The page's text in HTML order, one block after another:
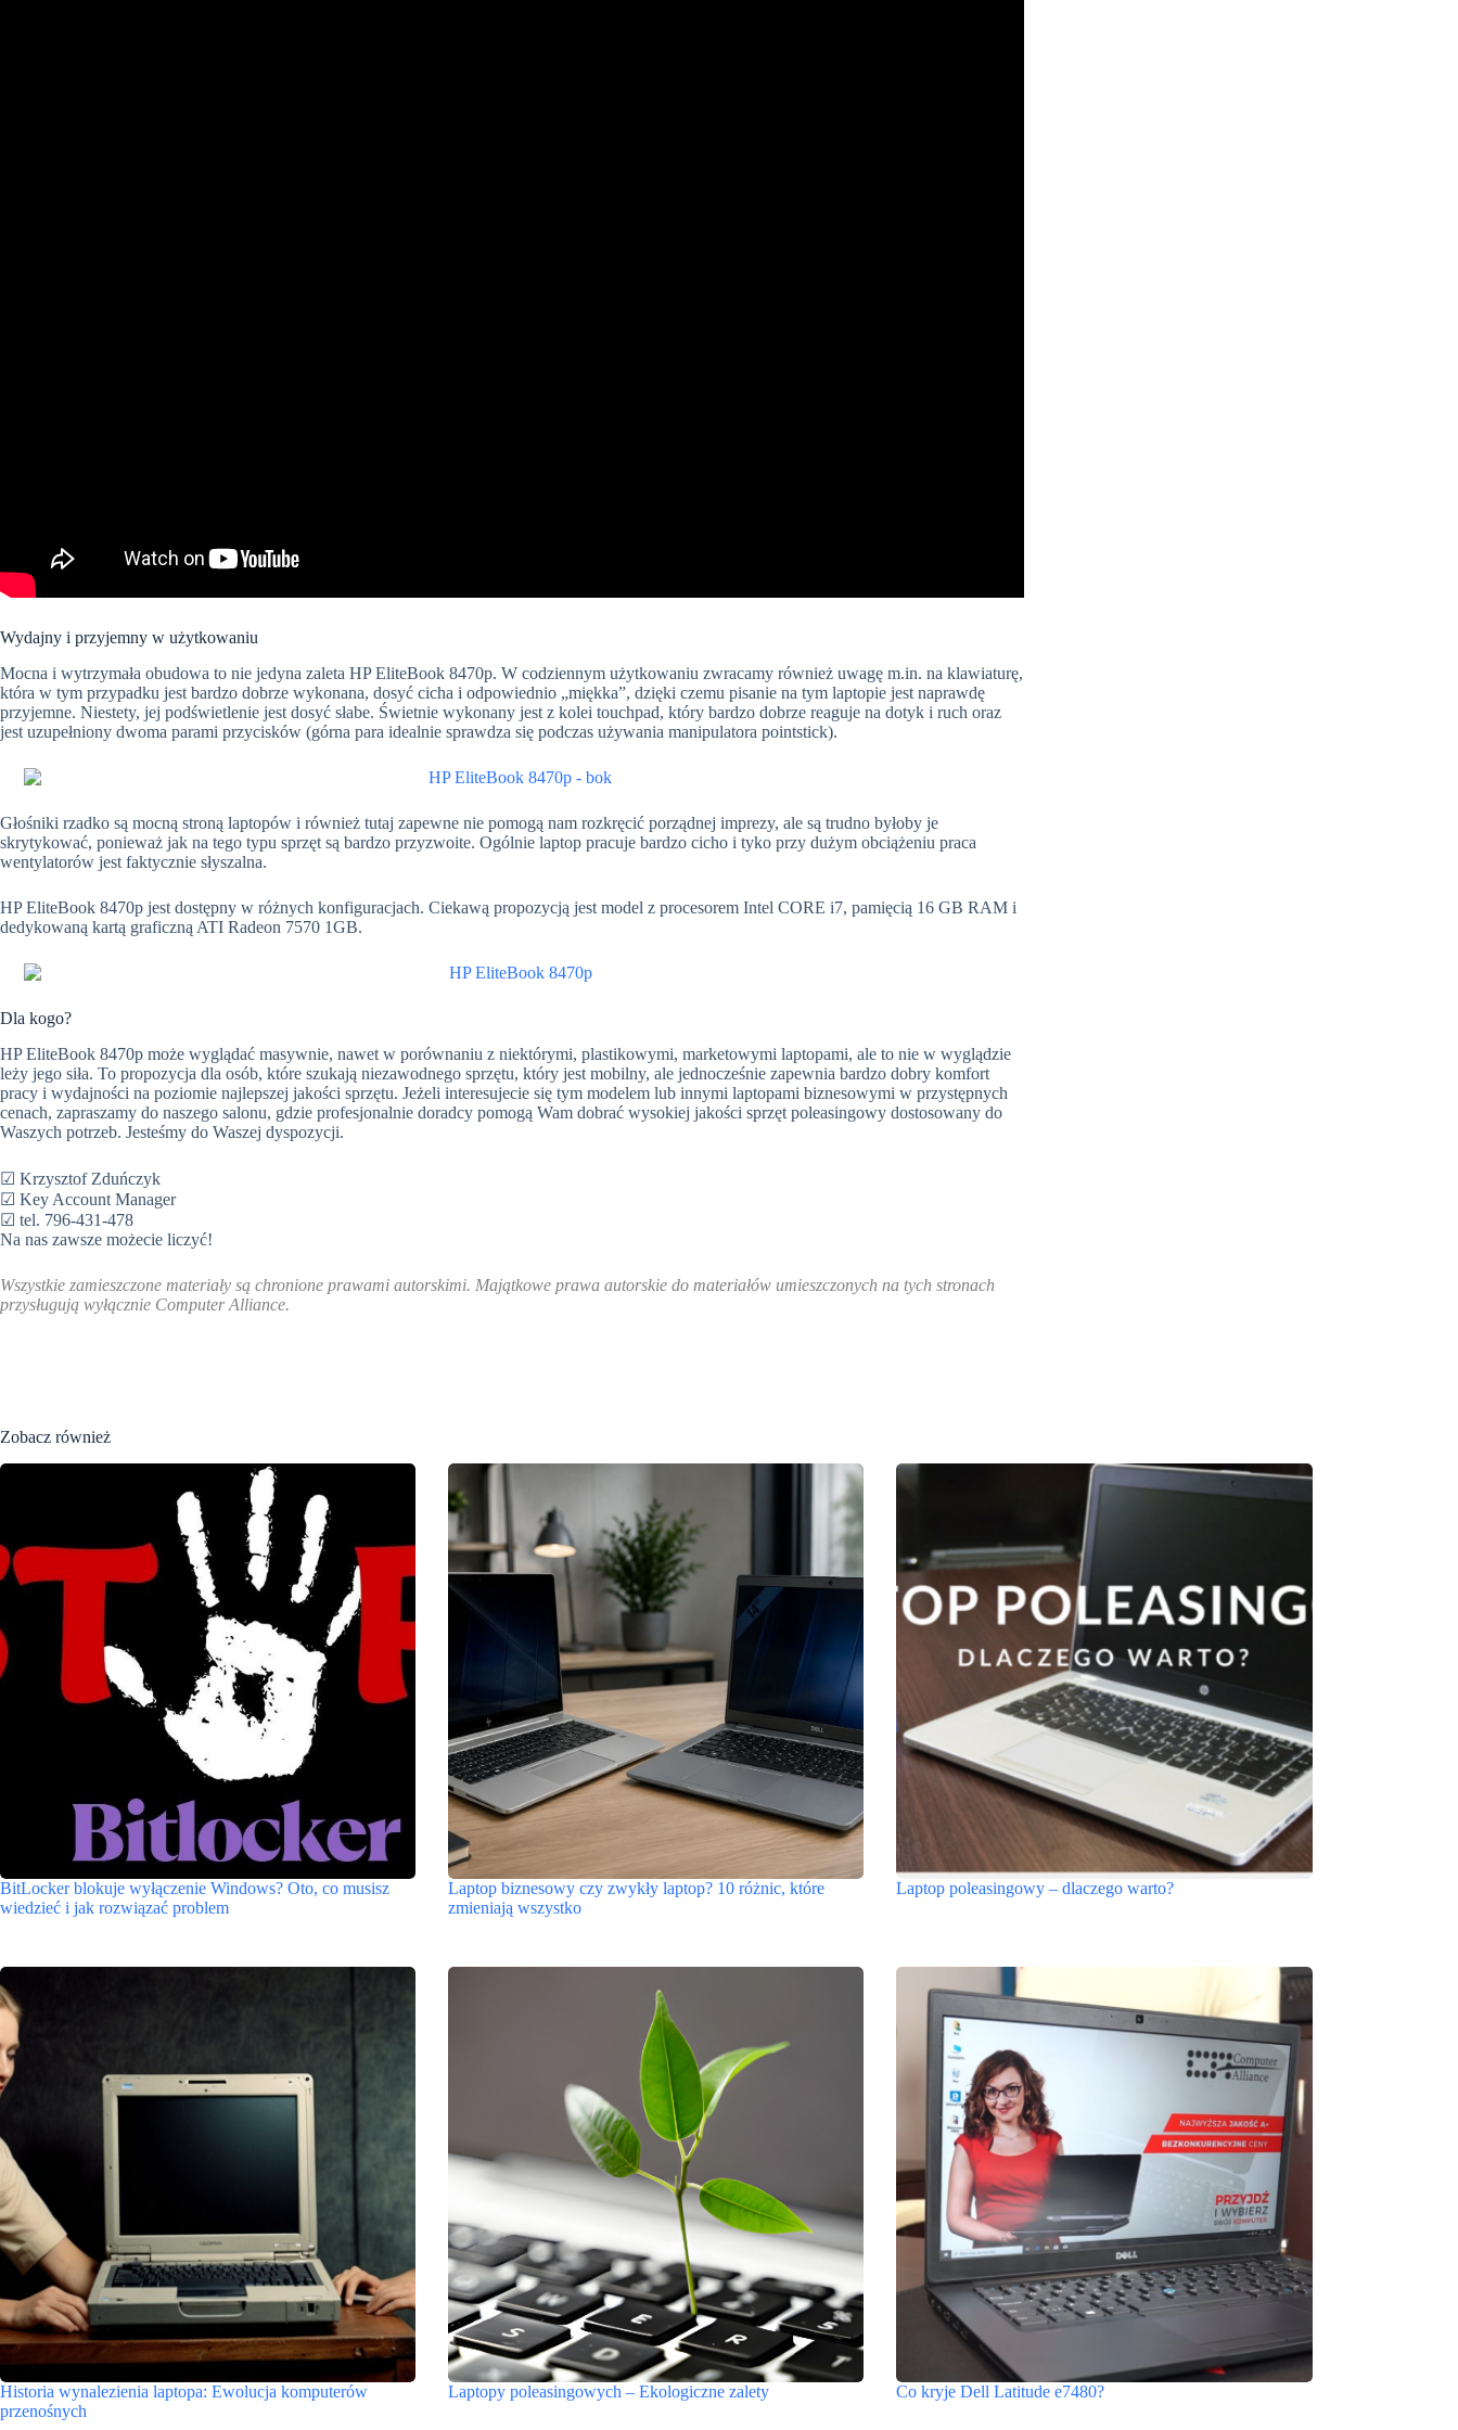
Wydajny i przyjemny w użytkowaniu
Mocna i wytrzymała obudowa to nie jedyna zaleta HP EliteBook 8470p. W codziennym użytkowaniu zwracamy również uwagę m.in. na klawiaturę,
która w tym przypadku jest bardzo dobrze wykonana, dosyć cicha i odpowiednio „miękka”, dzięki czemu pisanie na tym laptopie jest naprawdę
przyjemne. Niestety, jej podświetlenie jest dosyć słabe. Świetnie wykonany jest z kolei touchpad, który bardzo dobrze reaguje na dotyk i ruch oraz
jest uzupełniony dwoma parami przycisków (górna para idealnie sprawdza się podczas używania manipulatora pointstick).
Głośniki rzadko są mocną stroną laptopów i również tutaj zapewne nie pomogą nam rozkręcić porządnej imprezy, ale są trudno byłoby je
skrytykować, ponieważ jak na tego typu sprzęt są bardzo przyzwoite. Ogólnie laptop pracuje bardzo cicho i tyko przy dużym obciążeniu praca
wentylatorów jest faktycznie słyszalna.
HP EliteBook 8470p jest dostępny w różnych konfiguracjach. Ciekawą propozycją jest model z procesorem Intel CORE i7, pamięcią 16 GB RAM i
dedykowaną kartą graficzną ATI Radeon 7570 1GB.
Dla kogo?
HP EliteBook 8470p może wyglądać masywnie, nawet w porównaniu z niektórymi, plastikowymi, marketowymi laptopami, ale to nie w wyglądzie
leży jego siła. To propozycja dla osób, które szukają niezawodnego sprzętu, który jest mobilny, ale jednocześnie zapewnia bardzo dobry komfort
pracy i wydajności na poziomie najlepszej jakości sprzętu. Jeżeli interesujecie się tym modelem lub innymi laptopami biznesowymi w przystępnych
cenach, zapraszamy do naszego salonu, gdzie profesjonalnie doradcy pomogą Wam dobrać wysokiej jakości sprzęt poleasingowy dostosowany do
Waszych potrzeb. Jesteśmy do Waszej dyspozycji.
☑ Krzysztof Zduńczyk
☑ Key Account Manager
☑ tel. 796-431-478
Na nas zawsze możecie liczyć!
Wszystkie zamieszczone materiały są chronione prawami autorskimi. Majątkowe prawa autorskie do materiałów umieszczonych na tych stronach
przysługują wyłącznie Computer Alliance.
Zobacz również
BitLocker blokuje wyłączenie Windows? Oto, co musisz
wiedzieć i jak rozwiązać problem
Laptop biznesowy czy zwykły laptop? 10 różnic, które
zmieniają wszystko
Laptop poleasingowy – dlaczego warto?
Historia wynalezienia laptopa: Ewolucja komputerów
przenośnych
Laptopy poleasingowych – Ekologiczne zalety Co kryje Dell Latitude e7480?